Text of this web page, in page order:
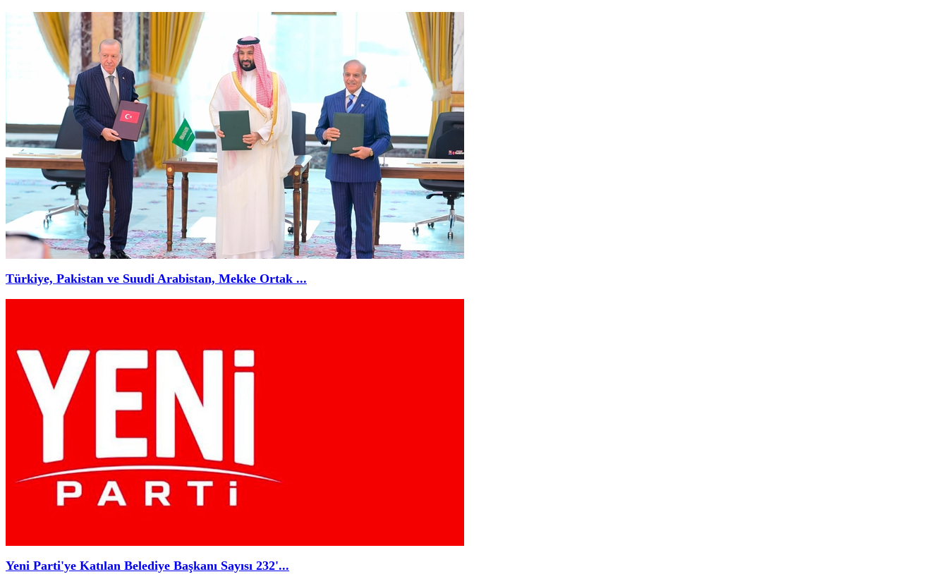
Türkiye, Pakistan ve Suudi Arabistan, Mekke Ortak ...
Yeni Parti'ye Katılan Belediye Başkanı Sayısı 232'...